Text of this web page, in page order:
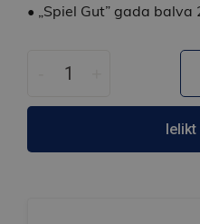
• „Spiel Gut” gada